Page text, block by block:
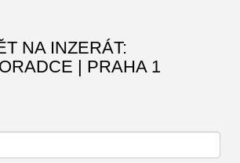
NA INZERÁT:
| PRAHA 1